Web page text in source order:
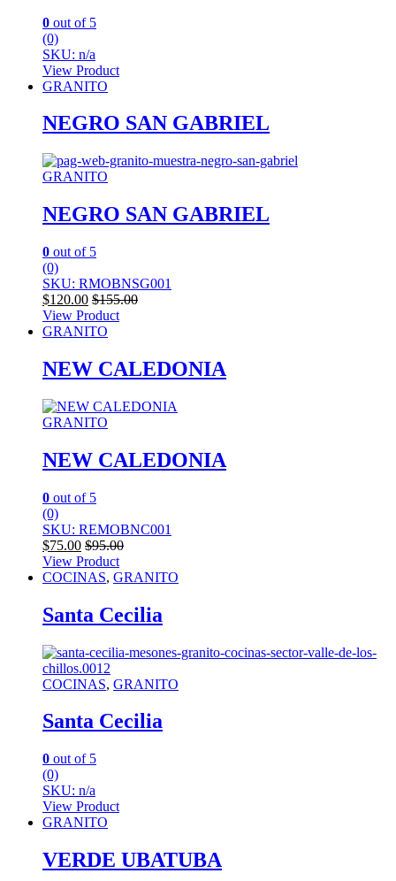
0 out of 5
(0)
SKU: n/a
View Product
GRANITO
NEGRO SAN GABRIEL
GRANITO
NEGRO SAN GABRIEL
0 out of 5
(0)
SKU: RMOBNSG001
$120.00 $155.00
View Product
GRANITO
NEW CALEDONIA
GRANITO
NEW CALEDONIA
0 out of 5
(0)
SKU: REMOBNC001
$75.00 $95.00
View Product
COCINAS, GRANITO
Santa Cecilia
COCINAS, GRANITO
Santa Cecilia
0 out of 5
(0)
SKU: n/a
View Product
GRANITO
VERDE UBATUBA